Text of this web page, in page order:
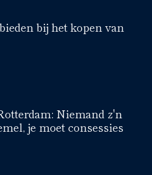
bij het kopen van
Niemand z'n
je moet consessies